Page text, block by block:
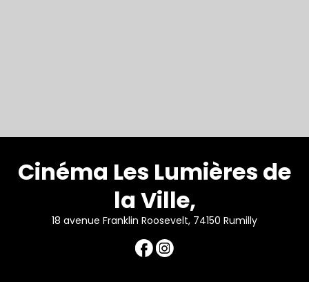
Cinéma Les Lumières de
la Ville,
18 avenue Franklin Roosevelt, 74150 Rumilly